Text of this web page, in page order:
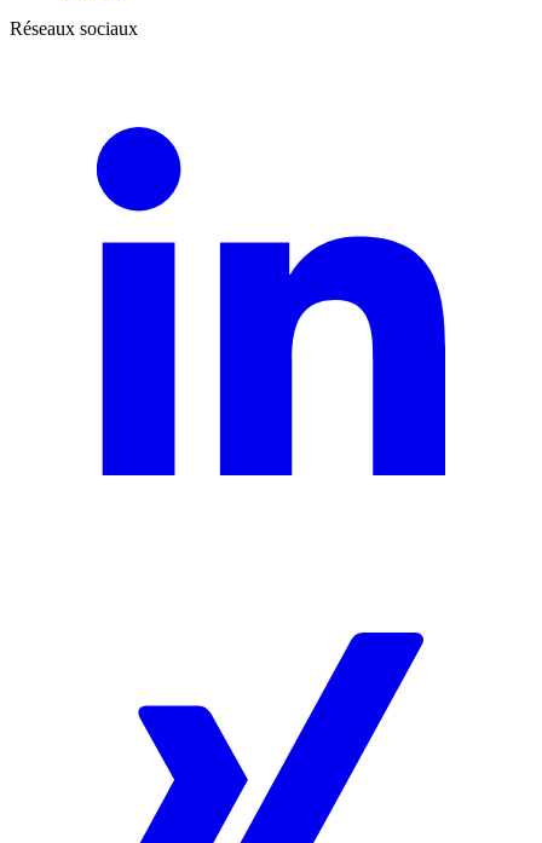
Réseaux sociaux